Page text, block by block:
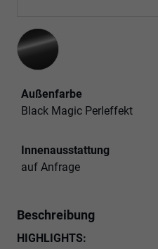
Außenfarbe
Black Magic Perleffekt
Innenausstattung
auf Anfrage
Beschreibung
HIGHLIGHTS: